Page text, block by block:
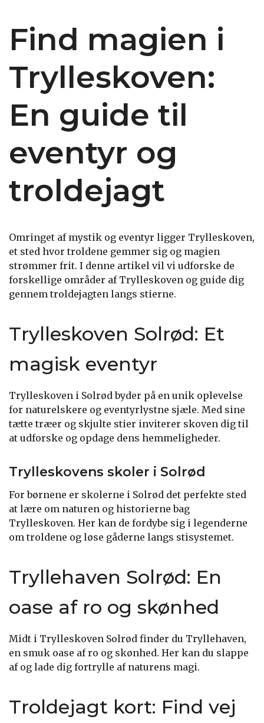
Find magien i
Trylleskoven:
En guide til
eventyr og
troldejagt
Omringet af mystik og eventyr ligger Trylleskoven,
et sted hvor troldene gemmer sig og magien
strømmer frit. I denne artikel vil vi udforske de
forskellige områder af Trylleskoven og guide dig
gennem troldejagten langs stierne.
Trylleskoven Solrød: Et
magisk eventyr
Trylleskoven i Solrød byder på en unik oplevelse
for naturelskere og eventyrlystne sjæle. Med sine
tætte træer og skjulte stier inviterer skoven dig til
at udforske og opdage dens hemmeligheder.
Trylleskovens skoler i Solrød
For børnene er skolerne i Solrød det perfekte sted
at lære om naturen og historierne bag
Trylleskoven. Her kan de fordybe sig i legenderne
om troldene og løse gåderne langs stisystemet.
Tryllehaven Solrød: En
oase af ro og skønhed
Midt i Trylleskoven Solrød finder du Tryllehaven,
en smuk oase af ro og skønhed. Her kan du slappe
af og lade dig fortrylle af naturens magi.
Troldejagt kort: Find vej